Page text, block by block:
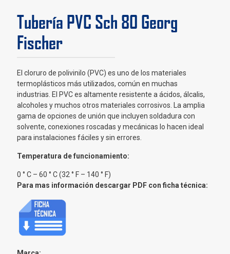
Tubería PVC Sch 80 Georg
Fischer
El cloruro de polivinilo (PVC) es uno de los materiales
termoplásticos más utilizados, común en muchas
industrias. El PVC es altamente resistente a ácidos, álcalis,
alcoholes y muchos otros materiales corrosivos. La amplia
gama de opciones de unión que incluyen soldadura con
solvente, conexiones roscadas y mecánicas lo hacen ideal
para instalaciones fáciles y sin errores.
Temperatura de funcionamiento:
0 ° C – 60 ° C (32 ° F – 140 ° F)
Para mas información descargar PDF con ficha técnica: